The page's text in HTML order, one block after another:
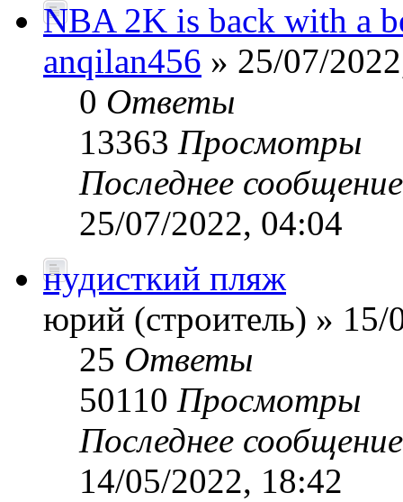
NBA 2K is back with a
anqilan456 » 25/07/
0 Ответы
13363 Просмотры
Последнее
25/07/2022, 04:04
нудисткий пляж
юрий (строитель) » 15/
25 Ответы
50110 Просмотры
Последнее
14/05/2022, 18:42